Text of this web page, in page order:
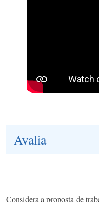
Avalia
Considera a proposta de